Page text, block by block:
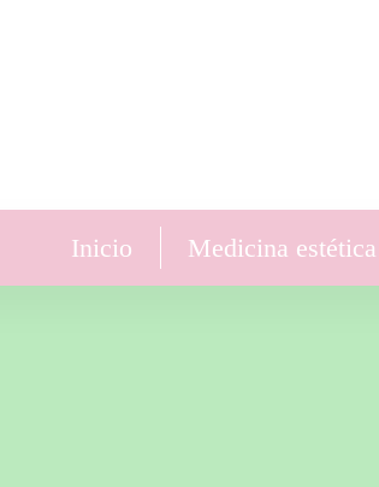
Inicio Medicina estética